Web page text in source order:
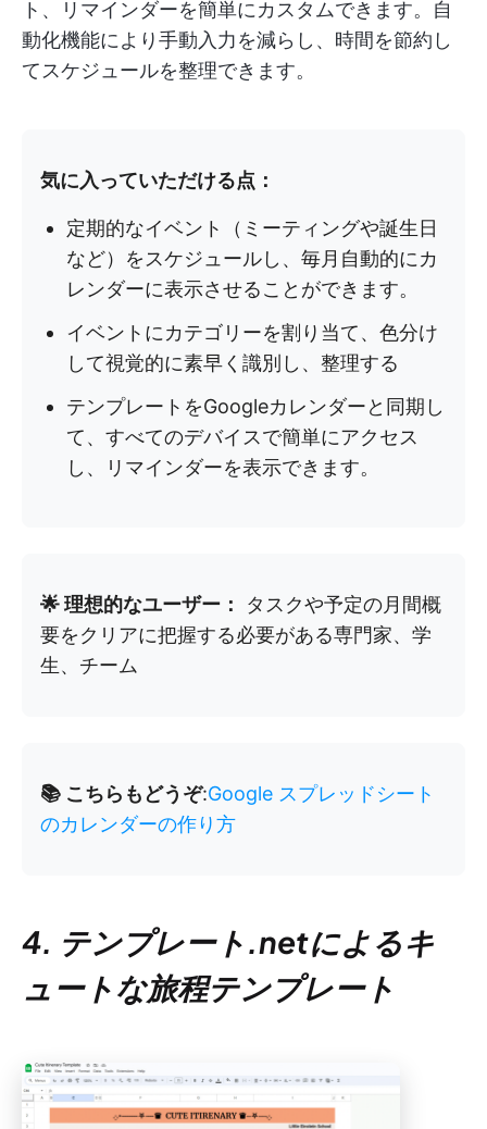
ト、リマインダーを簡単にカスタムできます。自
動化機能により手動入力を減らし、時間を節約し
てスケジュールを整理できます。
気に入っていただける点：
定期的なイベント（ミーティングや誕生日
など）をスケジュールし、毎月自動的にカ
レンダーに表示させることができます。
イベントにカテゴリーを割り当て、色分け
して視覚的に素早く識別し、整理する
テンプレートをGoogleカレンダーと同期し
て、すべてのデバイスで簡単にアクセス
し、リマインダーを表示できます。
🌟 理想的なユーザー：
タスクや予定の月間概
要をクリアに把握する必要がある専門家、学
生、チーム
📚 こちらもどうぞ:Google スプレッドシート
のカレンダーの作り方
4. テンプレート.netによるキ
ュートな旅程テンプレート